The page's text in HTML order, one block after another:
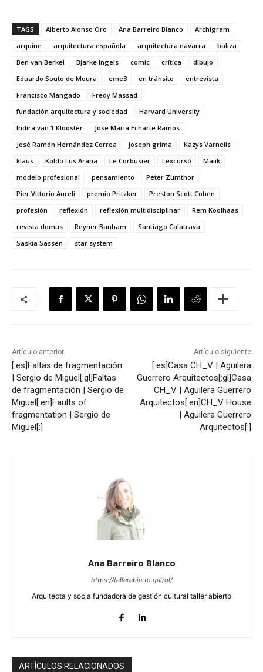
TAGS Alberto Alonso Oro Ana Barreiro Blanco
Archigram
arquine
arquitectura española arquitectura navarra
baliza
Ben van Berkel
Bjarke Ingels comic crítica
dibujo
Eduardo Souto de Moura
eme3 en tránsito
entrevista
Francisco Mangado
Fredy Massad
fundación arquitectura y sociedad
Harvard University
Indira van ‘t Klooster
Jose María Echarte Ramos
José Ramón Hernández Correa
joseph grima
Kazys Varnelis
klaus
Koldo Lus Arana Le Corbusier Lexcursó
Maiik
modelo profesional
pensamiento
Peter Zumthor
Pier Vittorio Aureli
premio Pritzker
Preston Scott Cohen
profesión
reflexión reflexión multidisciplinar
Rem Koolhaas
revista domus
Reyner Banham
Santiago Calatrava
Saskia Sassen
star system
Artículo anterior
[:es]Faltas de fragmentación
| Sergio de Miguel[:gl]Faltas
de fragmentación | Sergio de
Miguel[:en]Faults of
fragmentation | Sergio de
Miguel[:]
Artículo siguiente
[:es]Casa CH_V | Aguilera
Guerrero Arquitectos[:gl]Casa
CH_V | Aguilera Guerrero
Arquitectos[:en]CH_V House
| Aguilera Guerrero
Arquitectos[:]
Ana Barreiro Blanco
https://tallerabierto.gal/gl/
Arquitecta y socia fundadora de gestión cultural taller abierto
ARTÍCULOS RELACIONADOS